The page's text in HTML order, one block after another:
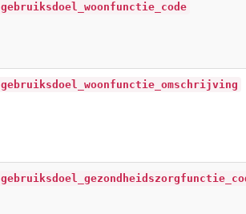
gebruiksdoel_woonfunctie_code
gebruiksdoel_woonfunctie_omschrijving